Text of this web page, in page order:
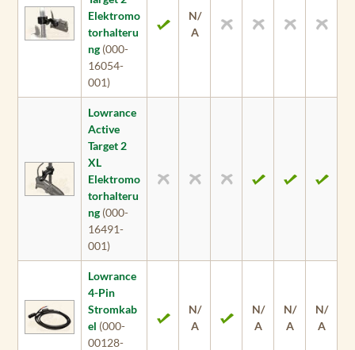
Elektromo
torhalteru
ng (000-
16054-
001)
N/
A
Lowrance
Active
Target 2
XL
Elektromo
torhalteru
ng (000-
16491-
001)
Lowrance
4-Pin
Stromkab
el (000-
00128-
N/
A
N/
A
N/
A
N/
A